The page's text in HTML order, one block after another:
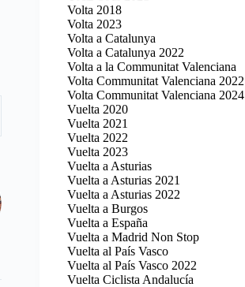
Volta 2018
Volta 2023
Volta a Catalunya
Volta a Catalunya 2022
Volta a la Communitat Valenciana
Volta Communitat Valenciana 2022
Volta Communitat Valenciana 2024
Vuelta 2020
Vuelta 2021
Vuelta 2022
Vuelta 2023
Vuelta a Asturias
Vuelta a Asturias 2021
Vuelta a Asturias 2022
Vuelta a Burgos
Vuelta a España
Vuelta a Madrid Non Stop
Vuelta al País Vasco
Vuelta al País Vasco 2022
Vuelta Ciclista Andalucía